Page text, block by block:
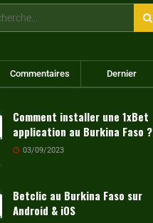
Commentaires Dernier
Comment installer une 1xBet
application au Burkina Faso ?
03/09/2023
Betclic au Burkina Faso sur
Android & iOS